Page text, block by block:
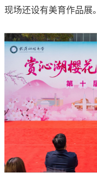
现场还设有美育作品展。